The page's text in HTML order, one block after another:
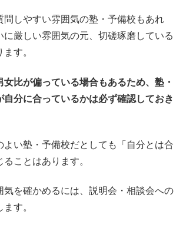
問しやすい雰囲気の塾・予備校もあれ
に厳しい雰囲気の元、切磋琢磨している
す。
女比が偏っている場合もあるため、塾・
自分に合っているかは必ず確認しておき
よい塾・予備校だとしても「自分とは合
ことはあります。
気を確かめるには、説明会・相談会への
す。